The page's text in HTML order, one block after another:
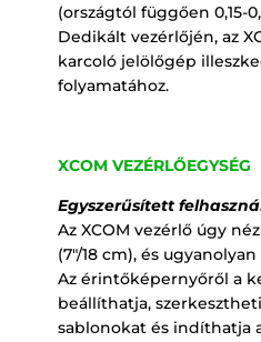
(országtól függően 0,15-
Dedikált vezérlőjén, az
karcoló jelölőgép
folyamatához.
XCOM VEZÉRLŐEGYSÉG
Egyszerűsített
Az XCOM vezérlő úgy
(7″/18 cm), és
Az érintőképernyőről a
beállíthatja,
sablonokat és indíthatja